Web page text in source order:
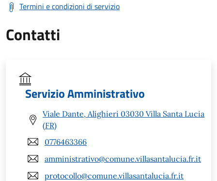
Termini e condizioni di servizio
Contatti
Servizio Amministrativo
Viale Dante, Alighieri 03030 Villa Santa Lucia
(FR)
0776463366
amministrativo@comune.villasantalucia.fr.it
protocollo@comune.villasantalucia.fr.it